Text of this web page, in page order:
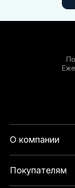
О компании
Покупателям